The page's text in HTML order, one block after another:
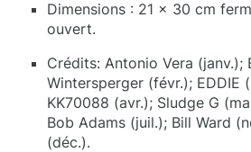
Dimensions : 21 x 30 cm
ouvert.
Crédits: Antonio Vera (janv.);
Wintersperger (févr.); EDDIE
KK70088 (avr.); Sludge G
Bob Adams (juil.); Bill Ward
(déc.).